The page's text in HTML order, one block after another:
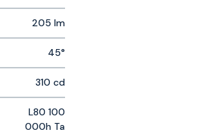
205 lm
45°
310 cd
L80 100
000h Ta